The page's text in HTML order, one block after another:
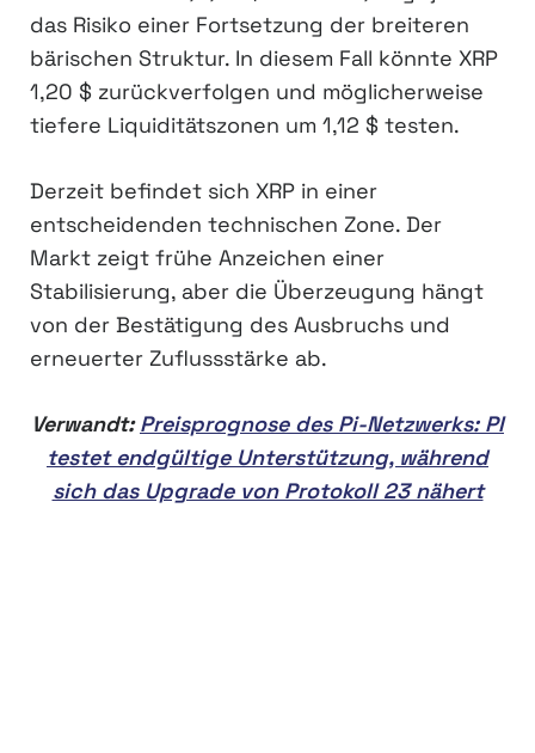
das Risiko einer Fortsetzung der breiteren
bärischen Struktur. In diesem Fall könnte XRP
1,20 $ zurückverfolgen und möglicherweise
tiefere Liquiditätszonen um 1,12 $ testen.
Derzeit befindet sich XRP in einer
entscheidenden technischen Zone. Der
Markt zeigt frühe Anzeichen einer
Stabilisierung, aber die Überzeugung hängt
von der Bestätigung des Ausbruchs und
erneuerter Zuflussstärke ab.
Verwandt:Preisprognose des Pi-Netzwerks: PI
testet endgültige Unterstützung, während
sich das Upgrade von Protokoll 23 nähert